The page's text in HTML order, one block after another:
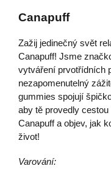
Canapuff
Zažij jedinečný svět
Canapuff! Jsme
vytváření prvotřídních
nezapomenutelný
gummies spojují
aby tě provedly
Canapuff a objev, jak
život!
Varování: